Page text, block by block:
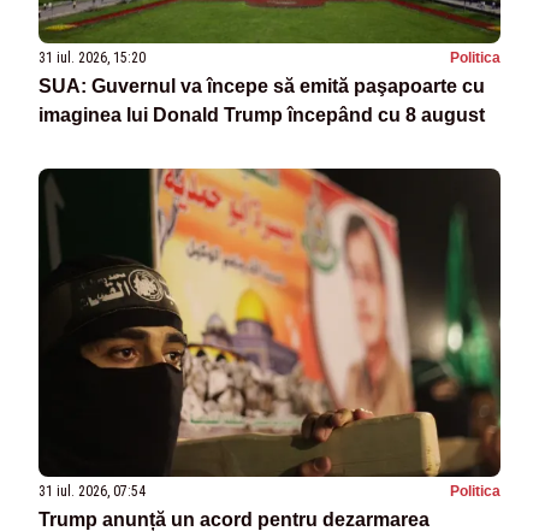
31 iul. 2026, 15:20 Politica
SUA: Guvernul va începe să emită paşapoarte cu
imaginea lui Donald Trump începând cu 8 august
31 iul. 2026, 07:54 Politica
Trump anunță un acord pentru dezarmarea